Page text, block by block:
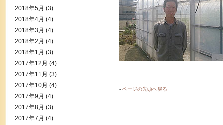
- ページの先頭へ戻る
2018年5月 (3)
2018年4月 (4)
2018年3月 (4)
2018年2月 (4)
2018年1月 (3)
2017年12月 (4)
2017年11月 (3)
2017年10月 (4)
2017年9月 (4)
2017年8月 (3)
2017年7月 (4)